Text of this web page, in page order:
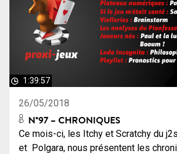
1:39:57
26/05/2018
N°97 – CHRONIQUES
Ce mois-ci, les Itchy et Scratchy du
et Polgara, nous présentent les